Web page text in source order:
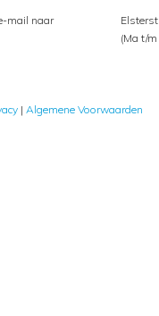
mail naar
(Ma t/
| Algemene Voorwaarden